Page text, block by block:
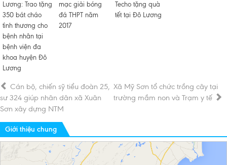
Lương: Trao tặng
350 bát cháo
tình thương cho
bệnh nhân tại
bệnh viện đa
khoa huyện Đô
Lương
mạc giải bóng
đá THPT năm
2017
Techo tặng quà
tết tại Đô Lương
Cán bộ, chiến sỹ tiểu đoàn 25,
sư 324 giúp nhân dân xã Xuân
Sơn xây dựng NTM
Xã Mỹ Sơn tổ chức trồng cây tại
trường mầm non và Trạm y tế
Giới thiệu chung